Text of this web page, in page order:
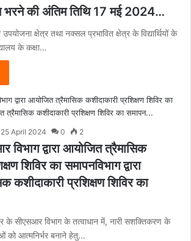
की अंतिम तिथि 17 मई 2024…
क्षेत्र तथा नक्सल प्रभावित क्षेत्र के विद्यार्थियों के
के कक्षा…
25 April 2024 0 2
द्वारा आयोजित त्रैमासिक
शिविर का समापनविभाग द्वारा
कशीदाकारी प्रशिक्षण शिविर का
के सीएसआर विभाग के तत्वाधान में, नारी सशक्तिकरण के
को आत्मनिर्भर बनाने हेतु…